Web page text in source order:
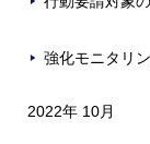
強化モニタリ
2022年 10月